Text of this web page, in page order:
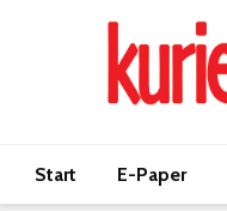
Start E-Paper